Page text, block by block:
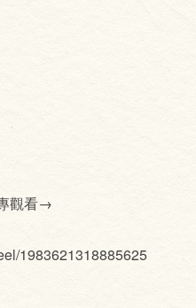
觀看→
1983621318885625